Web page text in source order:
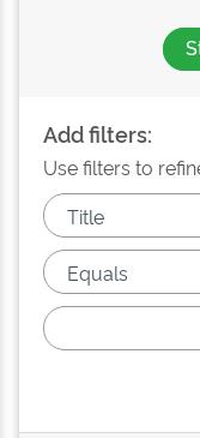
Add filters:
Use filters to